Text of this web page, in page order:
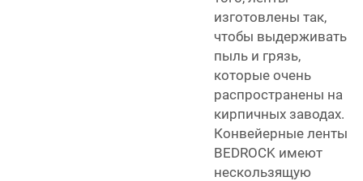
изготовлены так,
чтобы выдерживать
пыль и грязь,
которые очень
распространены на
кирпичных заводах.
Конвейерные ленты
BEDROCK имеют
нескользящую